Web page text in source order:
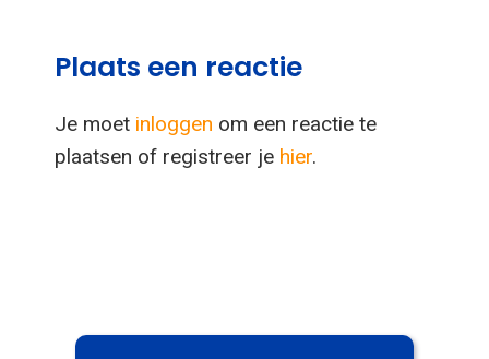
Plaats een reactie
Je moet inloggen om een reactie te
plaatsen of registreer je hier.